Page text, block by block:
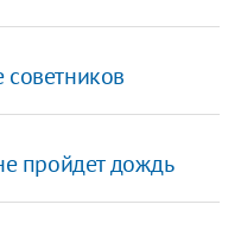
пройдет дождь